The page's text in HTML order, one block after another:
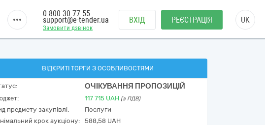
Замовити дзвінок
0 800 30 77 55
support@e-tender.ua ВХІД РЕЄСТРАЦІЯ UK
ВІДКРИТІ ТОРГИ З ОСОБЛИВОСТЯМИ
ОЧІКУВАННЯ ПРОПОЗИЦІЙ
117 715 UAH (з ПДВ)
предмету закупівлі:
Послуги
крок аукціону:
588,58 UAH